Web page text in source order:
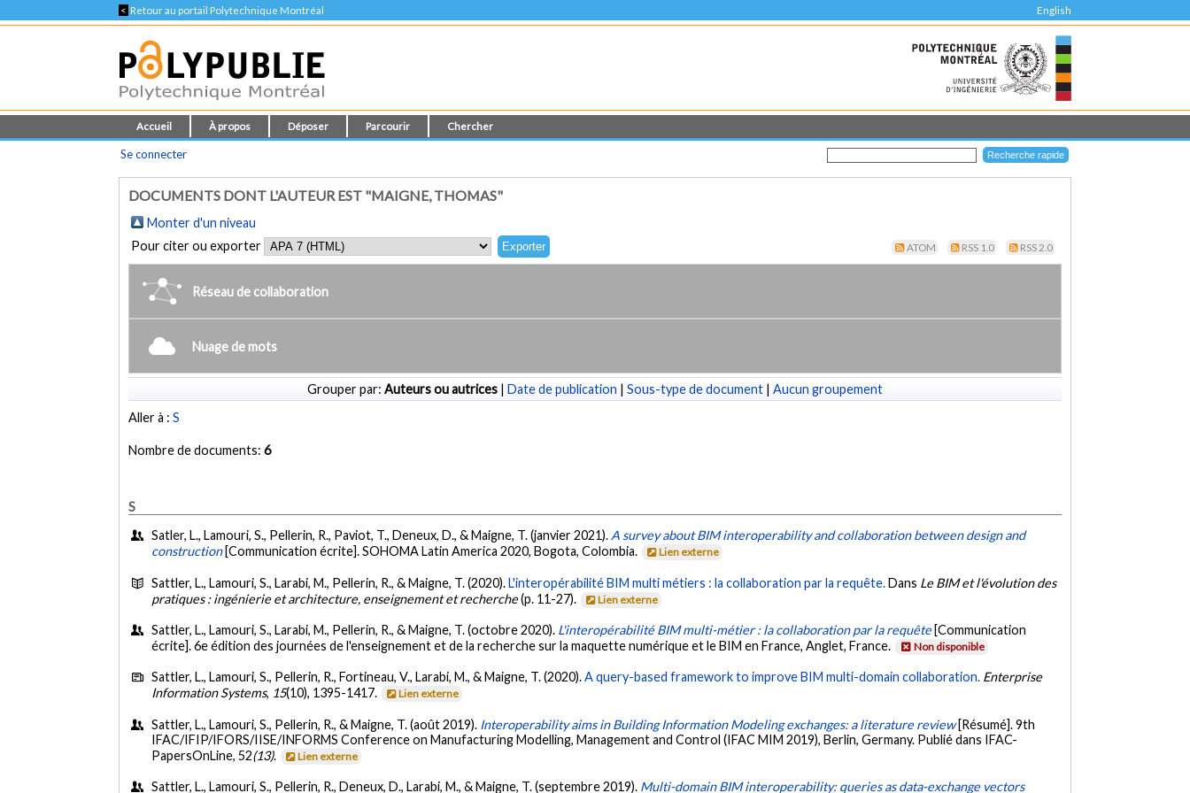
< Retour au portail Polytechnique Montréal English
Accueil À propos Déposer Parcourir Chercher
Se connecter
DOCUMENTS DONT L'AUTEUR EST "MAIGNE, THOMAS"
Monter d'un niveau
Pour citer ou exporter
ATOM RSS 1.0 RSS 2.0
Réseau de collaboration
Nuage de mots
Grouper par: Auteurs ou autrices | Date de publication | Sous-type de document | Aucun groupement
Aller à :S
Nombre de documents:6
S
Satler, L., Lamouri, S., Pellerin, R., Paviot, T., Deneux, D., & Maigne, T. (janvier 2021). A survey about BIM interoperability and collaboration between design and
construction [Communication écrite]. SOHOMA Latin America 2020, Bogota, Colombia. Lien externe
Sattler, L., Lamouri, S., Larabi, M., Pellerin, R., & Maigne, T. (2020).L'interopérabilité BIM multi métiers : la collaboration par la requête.Dans Le BIM et l'évolution des
pratiques : ingénierie et architecture, enseignement et recherche(p. 11-27). Lien externe
Sattler, L., Lamouri, S., Larabi, M., Pellerin, R., & Maigne, T. (octobre 2020). L'interopérabilité BIM multi-métier : la collaboration par la requête [Communication
écrite]. 6e édition des journées de l'enseignement et de la recherche sur la maquette numérique et le BIM en France, Anglet, France.
Non disponible
Sattler, L., Lamouri, S., Pellerin, R., Fortineau, V., Larabi, M., & Maigne, T. (2020).A query-based framework to improve BIM multi-domain collaboration. Enterprise
Information Systems, 15(10), 1395-1417. Lien externe
Sattler, L., Lamouri, S., Pellerin, R., & Maigne, T. (août 2019). Interoperability aims in Building Information Modeling exchanges: a literature review [Résumé]. 9th
IFAC/IFIP/IFORS/IISE/INFORMS Conference on Manufacturing Modelling, Management and Control (IFAC MIM 2019), Berlin, Germany. Publié dans IFAC-
PapersOnLine, 52(13). Lien externe
Sattler, L., Lamouri, S., Pellerin, R., Deneux, D., Larabi, M., & Maigne, T. (septembre 2019). Multi-domain BIM interoperability: queries as data-exchange vectors